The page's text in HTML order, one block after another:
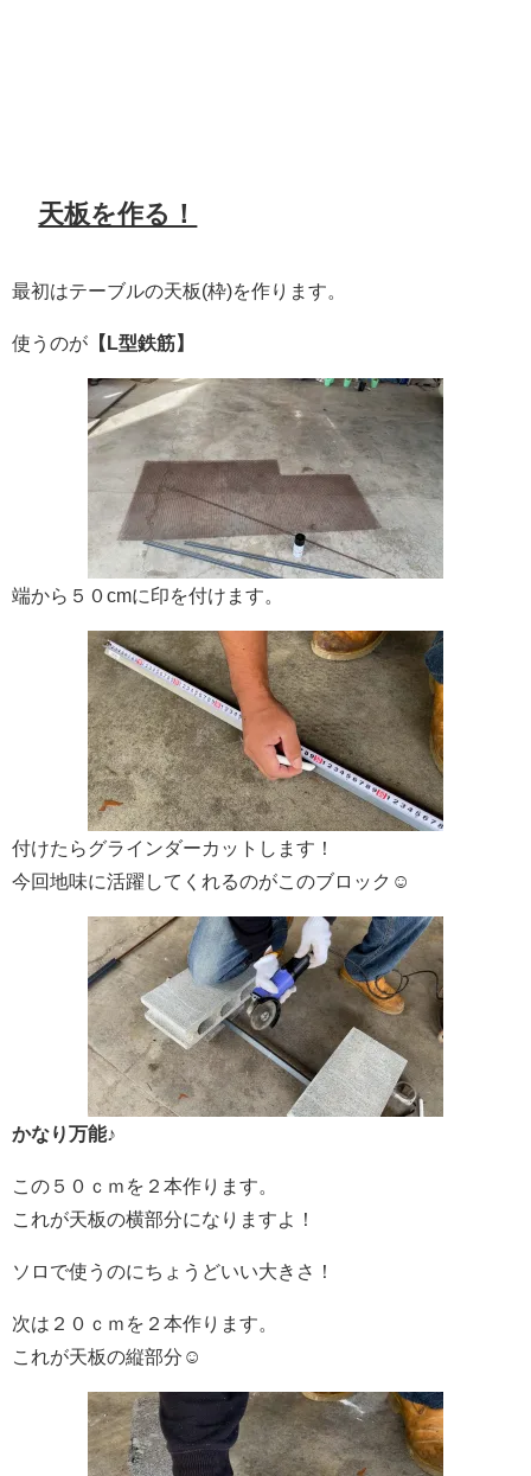
天板を作る！
最初はテーブルの天板(枠)を作ります。
使うのが 【L型鉄筋】
端から５０cmに印を付けます。
付けたらグラインダーカットします！
今回地味に活躍してくれるのがこのブロック☺
かなり万能♪
この５０ｃｍを２本作ります。
これが天板の横部分になりますよ！
ソロで使うのにちょうどいい大きさ！
次は２０ｃｍを２本作ります。
これが天板の縦部分☺